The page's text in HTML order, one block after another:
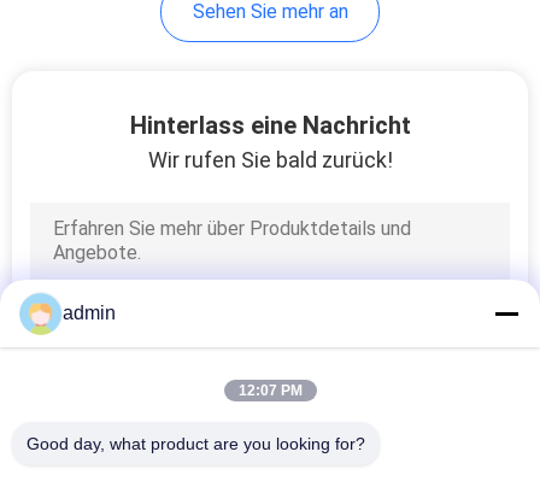
Sehen Sie mehr an
Hinterlass eine Nachricht
Wir rufen Sie bald zurück!
admin
12:07 PM
Good day, what product are you looking for?